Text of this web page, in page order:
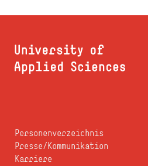
Personenverzeichnis
Presse/Kommunikation
Karriere